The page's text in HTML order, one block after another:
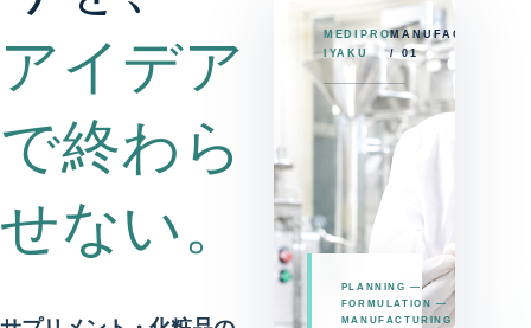
アイデア
で終わら
せない。
MEDIPRO
IYAKU
MANUFACTURING
/ 01
PLANNING —
FORMULATION —
MANUFACTURING